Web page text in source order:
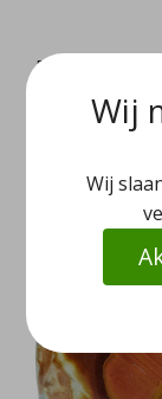
Polychroom
Wij
Wij